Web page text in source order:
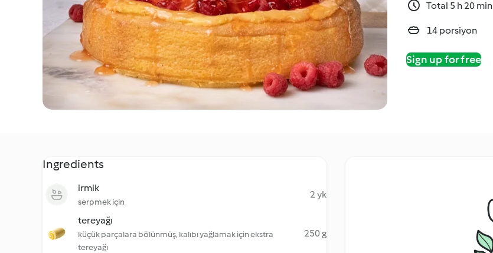
Total 5 h 20 min
14 porsiyon
Sign up for free
Ingredients
irmik
serpmek için
2 yk
tereyağı
küçük parçalara bölünmüş, kalıbı yağlamak için ekstra
tereyağı
250 g